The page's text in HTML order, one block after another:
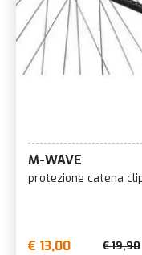
M-WAVE
protezione catena
€ 13,00 € 19,90